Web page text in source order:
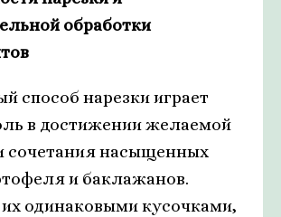
обработки
способ нарезки играет
в достижении желаемой
сочетания насыщенных
и баклажанов.
их одинаковыми кусочками,